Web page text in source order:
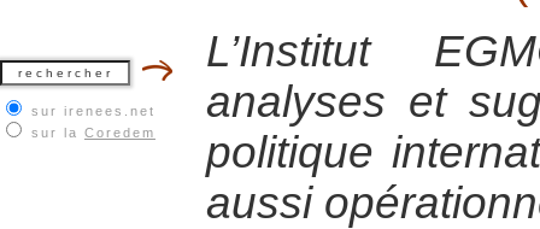
sur irenees.net
sur la Coredem
L’Institut
analyses et
politique
aussi